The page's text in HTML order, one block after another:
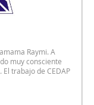
Raymi. A
muy consciente
trabajo de CEDAP